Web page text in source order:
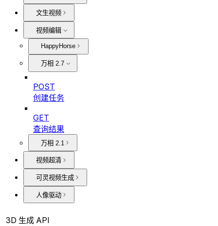
文生视频
视频编辑
HappyHorse
万相 2.7
POST
创建任务
GET
查询结果
万相 2.1
视频超清
可灵视频生成
人像驱动
3D 生成 API